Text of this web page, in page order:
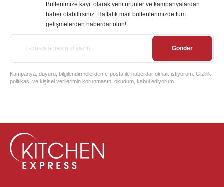
Bültenimize kayıt olarak yeni ürünler ve kampanyalardan
haber olabilirsiniz. Haftalık mail bültenlerimizde tüm
gelişmelerden haberdar olun!
Gönder
Kampanya, duyuru, bilgilendirmelerden e-posta ile haberdar olmak istiyorum. Gizlilik
politikası ve kişisel verilerimin korunmasını okudum, kabul ediyorum.